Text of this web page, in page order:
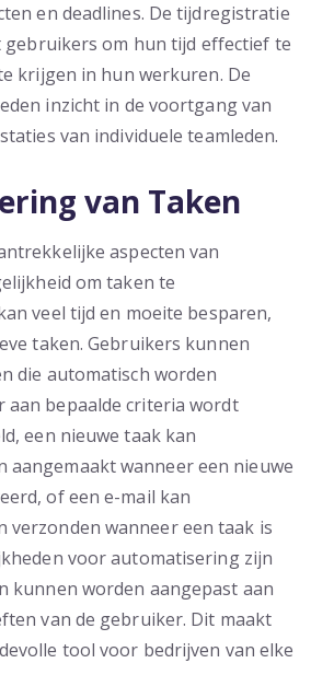
en deadlines. De tijdregistratie
om hun tijd effectief te
krijgen in hun werkuren. De
inzicht in de voortgang van
van individuele teamleden.
van Taken
aspecten van
om taken te
veel tijd en moeite besparen,
taken. Gebruikers kunnen
die automatisch worden
aan bepaalde criteria wordt
een nieuwe taak kan
aangemaakt wanneer een nieuwe
of een e-mail kan
verzonden wanneer een taak is
voor automatisering zijn
kunnen worden aangepast aan
van de gebruiker. Dit maakt
tool voor bedrijven van elke